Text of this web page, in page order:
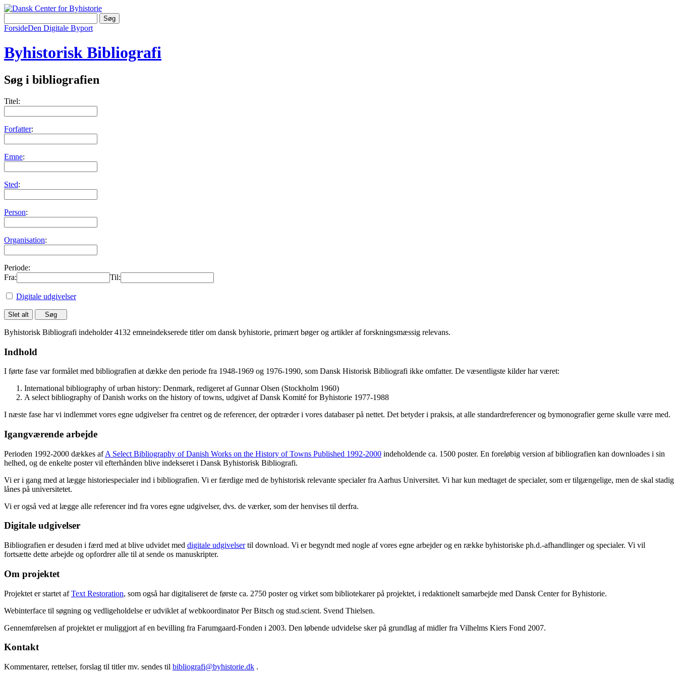
ForsideDen Digitale Byport
Byhistorisk Bibliografi
Søg i bibliografien
Titel:
Forfatter:
Emne:
Sted:
Person:
Organisation:
Periode:
Fra:
Til:
Digitale udgivelser
Byhistorisk Bibliografi indeholder 4132 emneindekserede titler om dansk byhistorie, primært bøger og artikler af forskningsmæssig relevans.
Indhold
I førte fase var formålet med bibliografien at dække den periode fra 1948-1969 og 1976-1990, som Dansk Historisk Bibliografi ikke omfatter. De væsentligste kilder har været:
International bibliography of urban history: Denmark, redigeret af Gunnar Olsen (Stockholm 1960)
A select bibliography of Danish works on the history of towns, udgivet af Dansk Komité for Byhistorie 1977-1988
I næste fase har vi indlemmet vores egne udgivelser fra centret og de referencer, der optræder i vores databaser på nettet. Det betyder i praksis, at alle standardreferencer og bymonografier gerne skulle være med.
Igangværende arbejde
Perioden 1992-2000 dækkes afA Select Bibliography of Danish Works on the History of Towns Published 1992-2000 indeholdende ca. 1500 poster. En foreløbig version af bibliografien kan downloades i sin
helhed, og de enkelte poster vil efterhånden blive indekseret i Dansk Byhistorisk Bibliografi.
Vi er i gang med at lægge historiespecialer ind i bibliografien. Vi er færdige med de byhistorisk relevante specialer fra Aarhus Universitet. Vi har kun medtaget de specialer, som er tilgængelige, men de skal stadig
lånes på universitetet.
Vi er også ved at lægge alle referencer ind fra vores egne udgivelser, dvs. de værker, som der henvises til derfra.
Digitale udgivelser
Bibliografien er desuden i færd med at blive udvidet med digitale udgivelsertil download. Vi er begyndt med nogle af vores egne arbejder og en række byhistoriske ph.d.-afhandlinger og specialer. Vi vil
fortsætte dette arbejde og opfordrer alle til at sende os manuskripter.
Om projektet
Projektet er startet afText Restoration, som også har digitaliseret de første ca. 2750 poster og virket som bibliotekarer på projektet, i redaktionelt samarbejde med Dansk Center for Byhistorie.
Webinterface til søgning og vedligeholdelse er udviklet af webkoordinator Per Bitsch og stud.scient. Svend Thielsen.
Gennemførelsen af projektet er muliggjort af en bevilling fra Farumgaard-Fonden i 2003. Den løbende udvidelse sker på grundlag af midler fra Vilhelms Kiers Fond 2007.
Kontakt
Kommentarer, rettelser, forslag til titler mv. sendes til bibliografi@byhistorie.dk .